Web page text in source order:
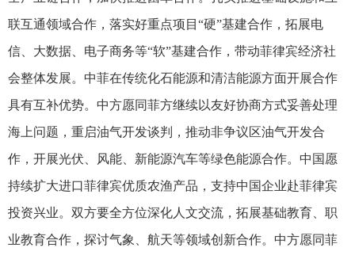
联互通领域合作，落实好重点项目“硬”基建合作，拓展电
信、大数据、电子商务等“软”基建合作，带动菲律宾经济社
会整体发展。中菲在传统化石能源和清洁能源方面开展合作
具有互补优势。中方愿同菲方继续以友好协商方式妥善处理
海上问题，重启油气开发谈判，推动非争议区油气开发合
作，开展光伏、风能、新能源汽车等绿色能源合作。中国愿
持续扩大进口菲律宾优质农渔产品，支持中国企业赴菲律宾
投资兴业。双方要全方位深化人文交流，拓展基础教育、职
业教育合作，探讨气象、航天等领域创新合作。中方愿同菲